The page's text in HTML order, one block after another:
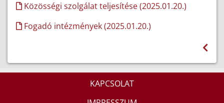
Közösségi szolgálat teljesítése (2025.01.20.)
Fogadó intézmények (2025.01.20.)
KAPCSOLAT